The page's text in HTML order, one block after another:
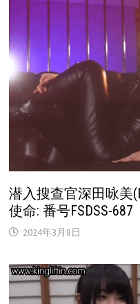
潜入搜查官深田咏美
使命: 番号FSDSS-687
2024年3月8日